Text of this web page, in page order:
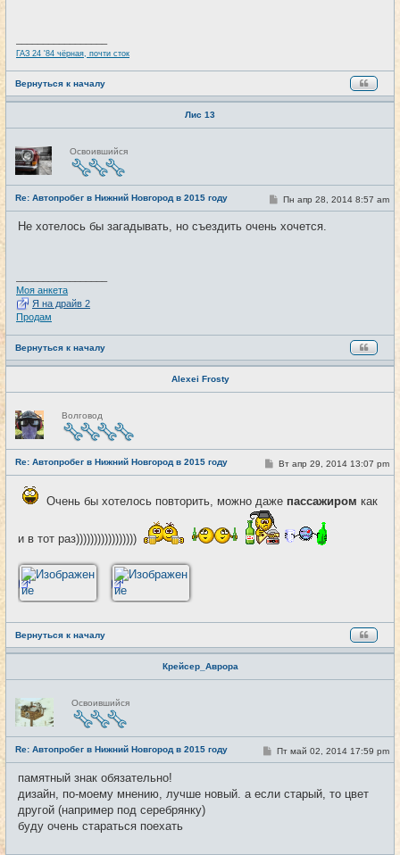
ГАЗ 24 '84 чёрная, почти сток
Вернуться к началу
Лис 13
Н
е
в
с
е
т
и
Освоившийся
Re: Автопробег в Нижний Новгород в 2015 году #3
С
о
б
Пн апр 28, 2014 8:57 am
Не хотелось бы загадывать, но съездить очень хочется.
Моя анкета
Я на драйв 2
Продам
Вернуться к началу
Alexei Frosty
Н
е
в
с
е
т
и
Волговод
Re: Автопробег в Нижний Новгород в 2015 году #4
С
о
щ
н
и
Вт апр 29, 2014 13:07 pm
Очень бы хотелось повторить, можно даже пассажиром как
и в тот раз)))))))))))))))))
Вернуться к началу
Крейсер_Аврора
Н
е
в
с
е
т
и
Освоившийся
Re: Автопробег в Нижний Новгород в 2015 году #5
С
о
щ
Пт май 02, 2014 17:59 pm
памятный знак обязательно!
дизайн, по-моему мнению, лучше новый. а если старый, то цвет
другой (например под серебрянку)
буду очень стараться поехать